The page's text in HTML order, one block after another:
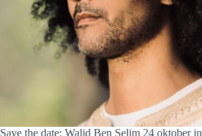
Save the date: Walid Ben Selim 24 oktober in